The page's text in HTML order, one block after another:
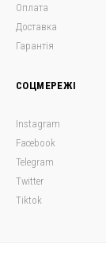
Оплата
Доставка
Гарантія
СОЦМЕРЕЖІ
Instagram
Facebook
Telegram
Twitter
Tiktok